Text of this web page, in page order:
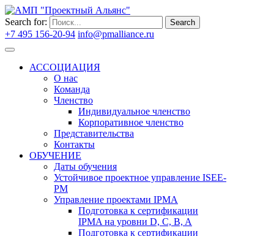
Search for: Search
+7 495 156-20-94 info@pmalliance.ru
АССОЦИАЦИЯ
О нас
Команда
Членство
Индивидуальное членство
Корпоративное членство
Представительства
Контакты
ОБУЧЕНИЕ
Даты обучения
Устойчивое проектное управление ISEE-
PM
Управление проектами IPMA
Подготовка к сертификации
IPMA на уровни D, C, B, A
Подготовка к сертификации